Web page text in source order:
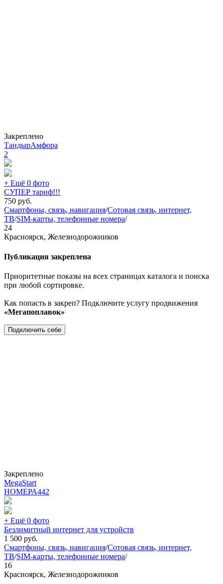
Закреплено
ТандырАмфора
2
+ Ещё 0 фото
СУПЕР тариф!!!
750 руб.
Смартфоны, связь, навигация/Сотовая связь, интернет,
ТВ/SIM-карты, телефонные номера/
24
Красноярск, Железнодорожников
Публикация закреплена
Приоритетные показы на всех страницах каталога и поиска
при любой сортировке.
Как попасть в закреп? Подключите услугу продвижения
«Мегапоплавок»
Подключить себе
Закреплено
MegaStart
НОМЕРА442
+ Ещё 0 фото
Безлимитный интернет для устройств
1 500 руб.
Смартфоны, связь, навигация/Сотовая связь, интернет,
ТВ/SIM-карты, телефонные номера/
16
Красноярск, Железнодорожников